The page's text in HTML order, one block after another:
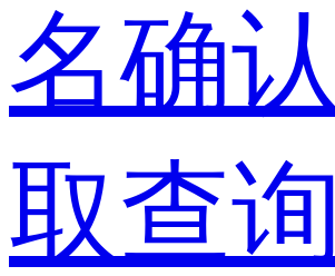
名确认
取查询